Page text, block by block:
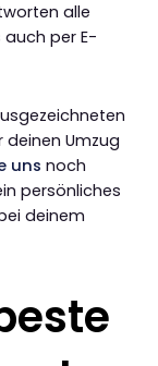
alle
per E-
Umzug
uns noch
persönliches
deinem